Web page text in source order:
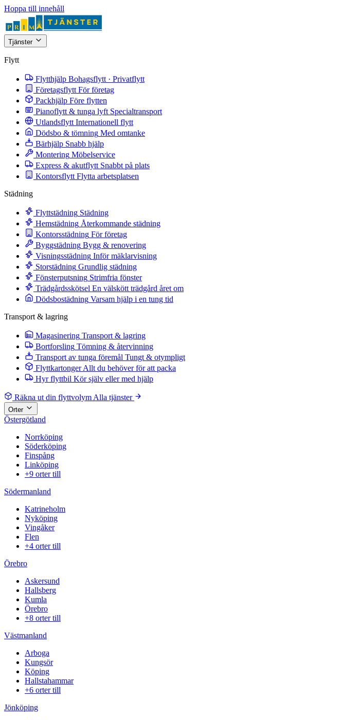
Hoppa till innehåll
Tjänster
Flytt
Flytthjälp Bohagsflytt · Privatflytt
Företagsflytt För företag
Packhjälp Före flytten
Pianoflytt & tunga lyft Specialtransport
Utlandsflytt Internationell flytt
Dödsbo & tömning Med omtanke
Bärhjälp Snabb hjälp
Montering Möbelservice
Express & akutflytt Snabbt på plats
Kontorsflytt Flytta arbetsplatsen
Städning
Flyttstädning Städning
Hemstädning Återkommande städning
Kontorsstädning För företag
Byggstädning Bygg & renovering
Visningsstädning Inför mäklarvisning
Storstädning Grundlig städning
Fönsterputsning Strimfria fönster
Trädgårdsskötsel En välskött trädgård året om
Dödsbostädning Varsam hjälp i en tung tid
Transport & lagring
Magasinering Transport & lagring
Bortforsling Tömning & återvinning
Transport av tunga föremål Tungt & otympligt
Flyttkartonger Allt du behöver för att packa
Hyr flyttbil Kör själv eller med hjälp
Räkna ut din flyttvolym Alla tjänster
Orter
Östergötland
Norrköping
Söderköping
Finspång
Linköping
+9 orter till
Södermanland
Katrineholm
Nyköping
Vingåker
Flen
+4 orter till
Örebro
Askersund
Hallsberg
Kumla
Örebro
+8 orter till
Västmanland
Arboga
Kungsör
Köping
Hallstahammar
+6 orter till
Jönköping